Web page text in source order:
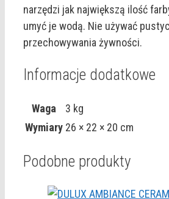
narzędzi jak największą ilość
umyć je wodą. Nie używać
przechowywania żywności.
Informacje dodatkowe
Waga
3 kg
Wymiary 26 × 22 × 20 cm
Podobne produkty